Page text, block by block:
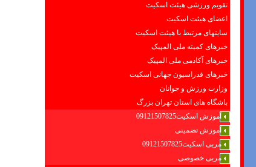
تقویم ورزشی هیئت اسکیت
اعضای هیئت اسکیت
سایتهای مرتبط با هیئت اسکیت
خبرهای کمیته ملی المپیک
خبرهای آکادمی ملی المپیک
خبرهای فدراسیون جهانی اسکیت
وزارت ورزش و جوانان
باشگاه های استان تهران بزرگ
آموزش اسکیت09121507825
آموزش تضمینی
مربی اسکیت09121507825
مربی خصوصی